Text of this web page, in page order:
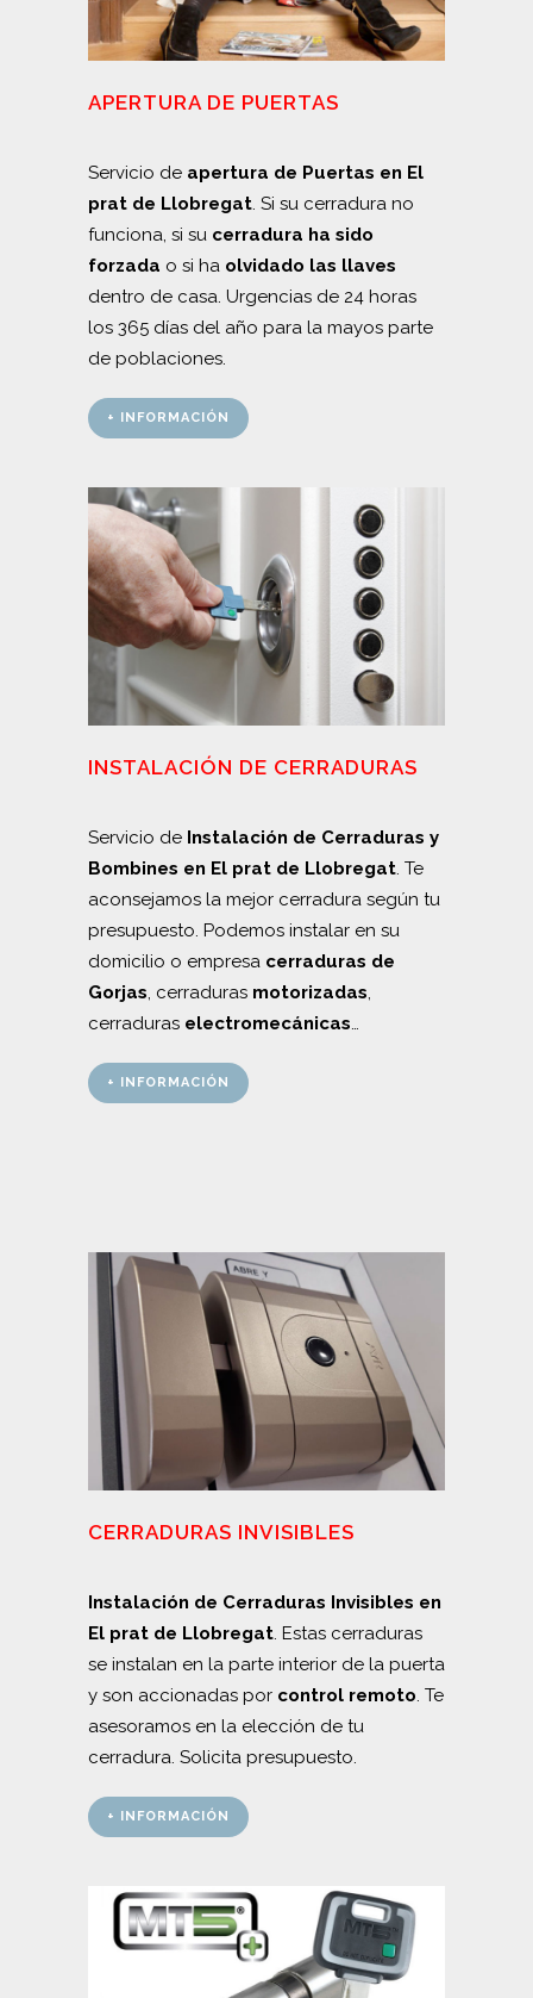
APERTURA DE PUERTAS
Servicio de apertura de Puertas en El
prat de Llobregat. Si su cerradura no
funciona, si su cerradura ha sido
forzada o si ha olvidado las llaves
dentro de casa. Urgencias de 24 horas
los 365 días del año para la mayos parte
de poblaciones.
+ INFORMACIÓN
INSTALACIÓN DE CERRADURAS
Servicio de Instalación de Cerraduras y
Bombines en El prat de Llobregat. Te
aconsejamos la mejor cerradura según tu
presupuesto. Podemos instalar en su
domicilio o empresa cerraduras de
Gorjas, cerraduras motorizadas,
cerraduras electromecánicas…
+ INFORMACIÓN
CERRADURAS INVISIBLES
Instalación de Cerraduras Invisibles en
El prat de Llobregat. Estas cerraduras
se instalan en la parte interior de la puerta
y son accionadas por control remoto. Te
asesoramos en la elección de tu
cerradura. Solicita presupuesto.
+ INFORMACIÓN